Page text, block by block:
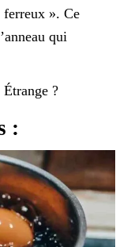
ferreux ». Ce
qui
?
: